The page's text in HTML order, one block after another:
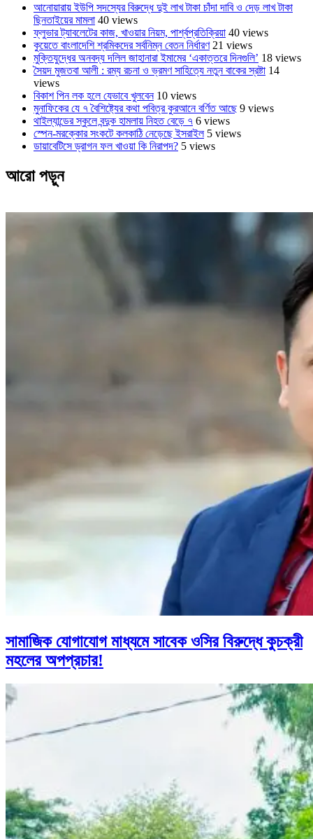
আনোয়ারায় ইউপি সদস্যের বিরুদ্ধে দুই লাখ টাকা চাঁদা দাবি ও দেড় লাখ টাকা
ছিনতাইয়ের মামলা 40 views
ফ্লুভার ট্যাবলেটের কাজ, খাওয়ার নিয়ম, পার্শ্বপ্রতিক্রিয়া 40 views
কুয়েতে বাংলাদেশি শ্রমিকদের সর্বনিম্ন বেতন নির্ধারণ 21 views
মুক্তিযুদ্ধের অনবদ্য দলিল জাহানারা ইমামের ‘একাত্তরে দিনগুলি’ 18 views
সৈয়দ মুজতবা আলী : রম্য রচনা ও ভ্রমণ সাহিত্যে নতুন বাকের স্রষ্টা 14
views
বিকাশ পিন লক হলে যেভাবে খুলবেন 10 views
মুনাফিকের যে ৭ বৈশিষ্ট্যের কথা পবিত্র কুরআনে বর্ণিত আছে 9 views
থাইল্যান্ডের স্কুলে বন্দুক হামলায় নিহত বেড়ে ৭ 6 views
স্পেন-মরক্কোর সংকটে কলকাঠি নেড়েছে ইসরাইল 5 views
ডায়াবেটিসে ড্রাগন ফল খাওয়া কি নিরাপদ? 5 views
আরো পড়ুন
সামাজিক যোগাযোগ মাধ্যমে সাবেক ওসির বিরুদ্ধে কুচক্রী
মহলের অপপ্রচার!